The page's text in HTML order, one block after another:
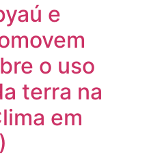
e
o uso
terra na
em